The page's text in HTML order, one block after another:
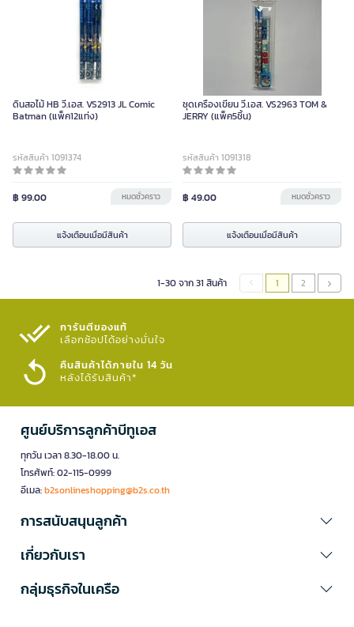
ดินสอไม้ HB วี.เอส. VS2913 JL Comic
Batman (แพ็ค12แท่ง)
รหัสสินค้า 1091374
฿ 99.00 หมดชั่วคราว
แจ้งเตือนเมื่อมีสินค้า
ชุดเครื่องเขียน วี.เอส. VS2963 TOM &
JERRY (แพ็ค5ชิ้น)
รหัสสินค้า 1091318
฿ 49.00 หมดชั่วคราว
แจ้งเตือนเมื่อมีสินค้า
1-30 จาก 31 สินค้า 1 2
การันตีของแท้
เลือกช้อปได้อย่างมั่นใจ​
คืนสินค้าได้ภายใน 14 วัน
หลังได้รับสินค้า*
ศูนย์บริการลูกค้าบีทูเอส
ทุกวัน เวลา 8.30-18.00 น.
โทรศัพท์: 02-115-0999
อีเมล:b2sonlineshopping@b2s.co.th
การสนับสนุนลูกค้า
เกี่ยวกับเรา
กลุ่มธุรกิจในเครือ